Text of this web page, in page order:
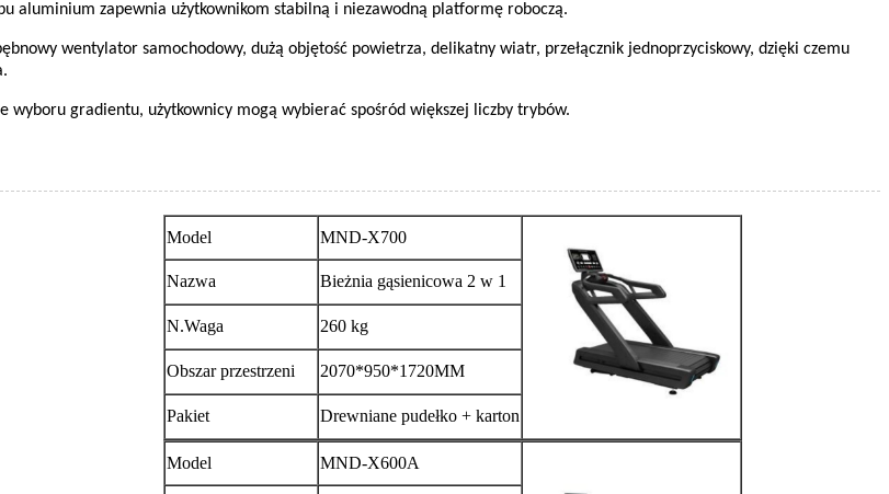
aluminium zapewnia użytkownikom stabilną i niezawodną platformę roboczą.
wentylator samochodowy, dużą objętość powietrza, delikatny wiatr, przełącznik jednoprzyciskowy, dzięki czemu
gradientu, użytkownicy mogą wybierać spośród większej liczby trybów.
Model MND-X700
Nazwa Bieżnia gąsienicowa 2 w 1
N.Waga 260 kg
Obszar przestrzeni 2070*950*1720MM
Pakiet Drewniane pudełko + karton
Model MND-X600A